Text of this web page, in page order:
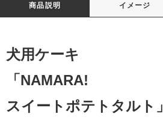
商品説明 イメージ
犬用ケーキ
「NAMARA!
スイートポテトタルト」